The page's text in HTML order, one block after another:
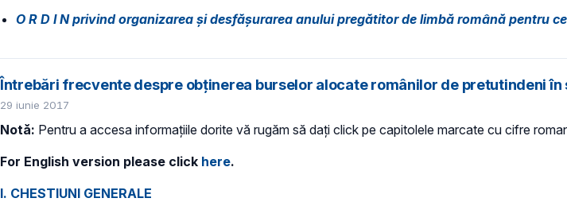
​O R D I N privind organizarea şi desfăşurarea anului pregătitor de limbă română pentru
Întrebări frecvente despre obținerea burselor alocate românilor de pretutindeni
29 iunie 2017
Notă: Pentru a accesa informațiile dorite vă rugăm să dați click pe capitolele marcate cu cifre
For English version please click here.
I. CHESTIUNI GENERALE